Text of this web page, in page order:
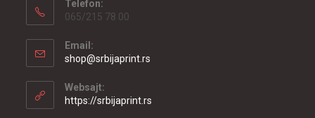
Telefon:
065/215 78 00
Email:
shop@srbijaprint.rs
Websajt:
https://srbijaprint.rs